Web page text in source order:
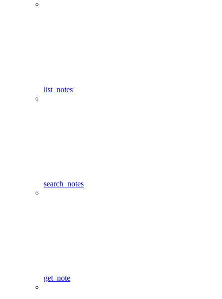
list_notes
search_notes
get_note